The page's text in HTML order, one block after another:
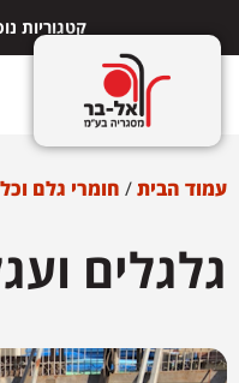
קטגוריות
עמוד הבית/ חומרי גלם
גלגלים